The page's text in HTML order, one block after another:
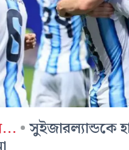
•সুইজারল্যান্ডকে